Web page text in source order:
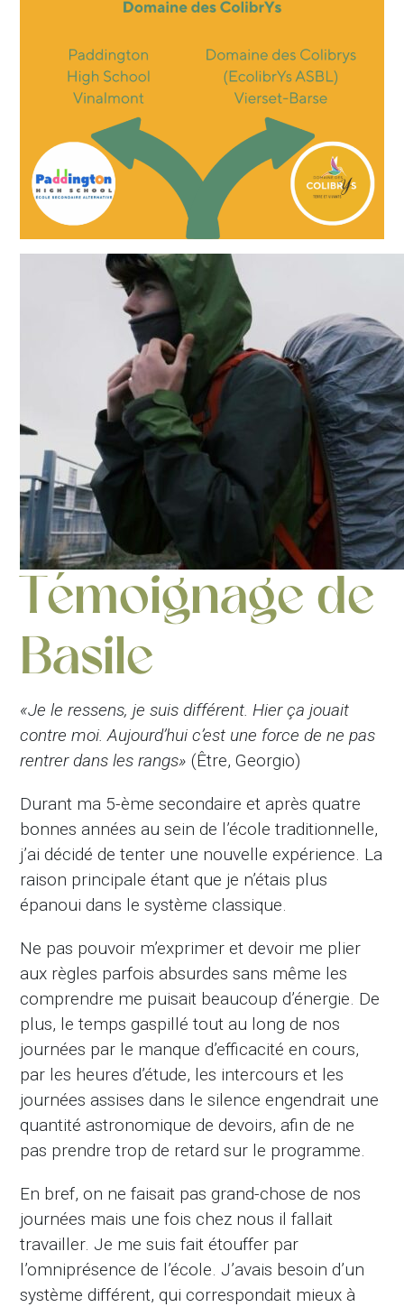
Témoignage de
Basile
«Je le ressens, je suis différent. Hier ça jouait
contre moi. Aujourd’hui c’est une force de ne pas
rentrer dans les rangs» (Être, Georgio)
Durant ma 5-ème secondaire et après quatre
bonnes années au sein de l’école traditionnelle,
j’ai décidé de tenter une nouvelle expérience. La
raison principale étant que je n’étais plus
épanoui dans le système classique.
Ne pas pouvoir m’exprimer et devoir me plier
aux règles parfois absurdes sans même les
comprendre me puisait beaucoup d’énergie. De
plus, le temps gaspillé tout au long de nos
journées par le manque d’efficacité en cours,
par les heures d’étude, les intercours et les
journées assises dans le silence engendrait une
quantité astronomique de devoirs, afin de ne
pas prendre trop de retard sur le programme.
En bref, on ne faisait pas grand-chose de nos
journées mais une fois chez nous il fallait
travailler. Je me suis fait étouffer par
l’omniprésence de l’école. J’avais besoin d’un
système différent, qui correspondait mieux à